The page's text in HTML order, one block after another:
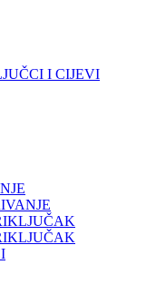
I CIJEVI